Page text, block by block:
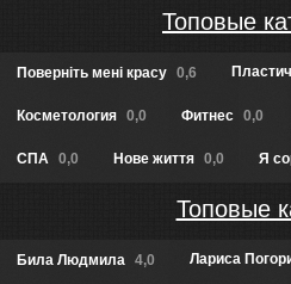
Топовые
Повернiть менi красу 0,6
Косметология 0,0 Фитнес 0,0
СПА 0,0 Нове життя 0,0 Я
Топовые
Била Людмила 4,0 Лариса